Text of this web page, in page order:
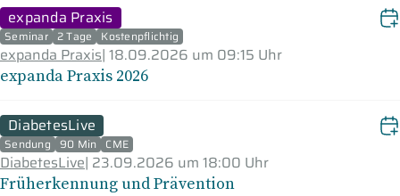
expanda Praxis
Seminar 2 Tage Kostenpflichtig
expanda Praxis| 18.09.2026 um 09:15 Uhr
expanda Praxis 2026
DiabetesLive
Sendung 90 Min CME
DiabetesLive| 23.09.2026 um 18:00 Uhr
Früherkennung und Prävention